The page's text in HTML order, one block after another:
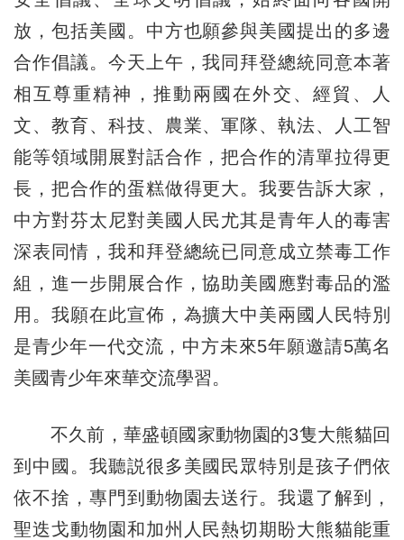
放，包括美國。中方也願參與美國提出的多邊
合作倡議。今天上午，我同拜登總統同意本著
相互尊重精神，推動兩國在外交、經貿、人
文、教育、科技、農業、軍隊、執法、人工智
能等領域開展對話合作，把合作的清單拉得更
長，把合作的蛋糕做得更大。我要告訴大家，
中方對芬太尼對美國人民尤其是青年人的毒害
深表同情，我和拜登總統已同意成立禁毒工作
組，進一步開展合作，協助美國應對毒品的濫
用。我願在此宣佈，為擴大中美兩國人民特別
是青少年一代交流，中方未來5年願邀請5萬名
美國青少年來華交流學習。
不久前，華盛頓國家動物園的3隻大熊貓回
到中國。我聽説很多美國民眾特別是孩子們依
依不捨，專門到動物園去送行。我還了解到，
聖迭戈動物園和加州人民熱切期盼大熊貓能重